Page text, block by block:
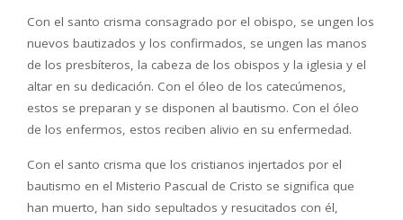
Con el santo crisma consagrado por el obispo, se ungen los
nuevos bautizados y los confirmados, se ungen las manos
de los presbíteros, la cabeza de los obispos y la iglesia y el
altar en su dedicación. Con el óleo de los catecúmenos,
estos se preparan y se disponen al bautismo. Con el óleo
de los enfermos, estos reciben alivio en su enfermedad.
Con el santo crisma que los cristianos injertados por el
bautismo en el Misterio Pascual de Cristo se significa que
han muerto, han sido sepultados y resucitados con él,